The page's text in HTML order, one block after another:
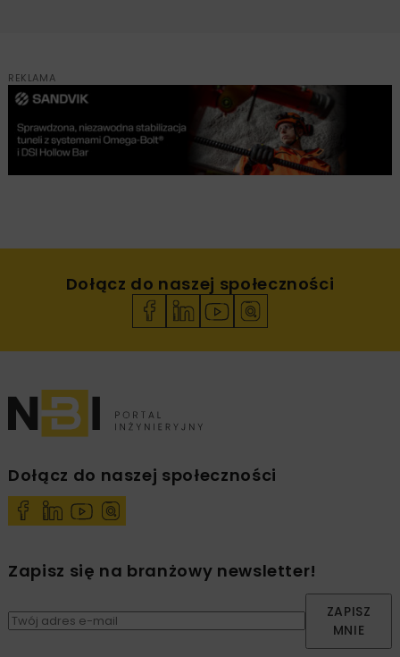
REKLAMA
Dołącz do naszej społeczności
Dołącz do naszej społeczności
Zapisz się na branżowy newsletter!
ZAPISZ
MNIE